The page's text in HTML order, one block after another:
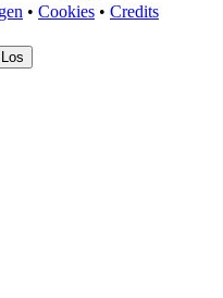
• Cookies • Credits